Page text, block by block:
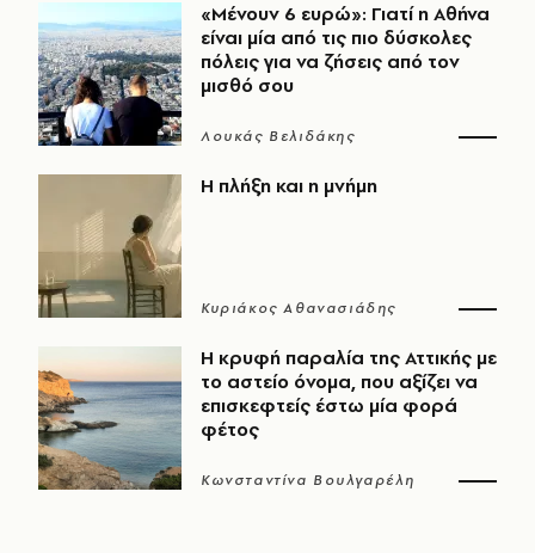
«Μένουν 6 ευρώ»: Γιατί η Αθήνα
είναι μία από τις πιο δύσκολες
πόλεις για να ζήσεις από τον
μισθό σου
Λουκάς Βελιδάκης
Η πλήξη και η μνήμη
Κυριάκος Αθανασιάδης
Η κρυφή παραλία της Αττικής με
το αστείο όνομα, που αξίζει να
επισκεφτείς έστω μία φορά
φέτος
Κωνσταντίνα Βουλγαρέλη